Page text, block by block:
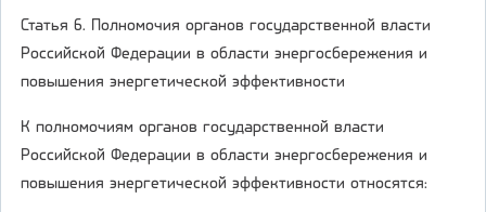
Статья 6. Полномочия органов государственной власти
Российской Федерации в области энергосбережения и
повышения энергетической эффективности
К полномочиям органов государственной власти
Российской Федерации в области энергосбережения и
повышения энергетической эффективности относятся: